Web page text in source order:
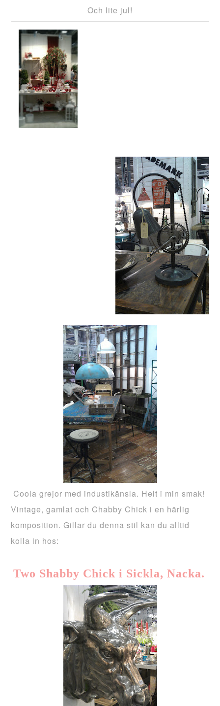
Och lite jul!
Coola grejor med industikänsla. Helt i min smak!
Vintage, gamlat och Chabby Chick i en härlig
komposition. Gillar du denna stil kan du alltid
kolla in hos:
Two Shabby Chick i Sickla, Nacka.